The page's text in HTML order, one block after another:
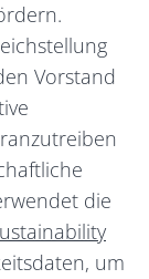
Vorstand
die
um